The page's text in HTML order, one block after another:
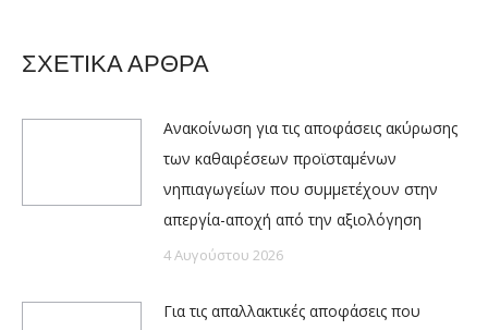
ΣΧΕΤΙΚΑ ΑΡΘΡΑ
Ανακοίνωση για τις αποφάσεις ακύρωσης
των καθαιρέσεων προϊσταμένων
νηπιαγωγείων που συμμετέχουν στην
απεργία-αποχή από την αξιολόγηση
4 Αυγούστου 2026
Για τις απαλλακτικές αποφάσεις που